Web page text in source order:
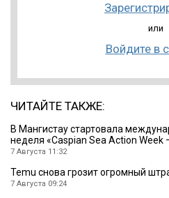
или
Войдите в
ЧИТАЙТЕ ТАКЖЕ:
B Мангистау стартовала
неделя «Caspian Sea Action Week
7 Августа 11:32
Temu снова грозит огромный
7 Августа 09:24